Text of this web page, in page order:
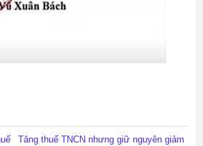
Tăng thuế TNCN nhưng giữ nguyên giảm